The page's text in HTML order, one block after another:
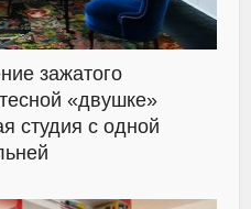
зажатого
«двушке»
студия с одной